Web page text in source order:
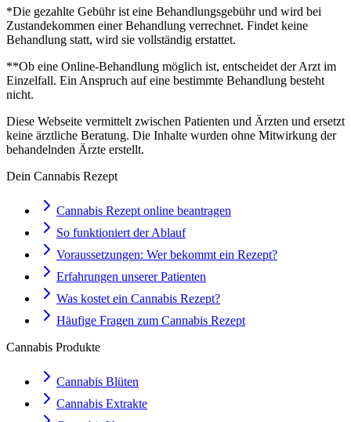
*Die gezahlte Gebühr ist eine Behandlungsgebühr und wird bei
Zustandekommen einer Behandlung verrechnet. Findet keine
Behandlung statt, wird sie vollständig erstattet.
**Ob eine Online-Behandlung möglich ist, entscheidet der Arzt im
Einzelfall. Ein Anspruch auf eine bestimmte Behandlung besteht
nicht.
Diese Webseite vermittelt zwischen Patienten und Ärzten und ersetzt
keine ärztliche Beratung. Die Inhalte wurden ohne Mitwirkung der
behandelnden Ärzte erstellt.
Dein Cannabis Rezept
Cannabis Rezept online beantragen
So funktioniert der Ablauf
Voraussetzungen: Wer bekommt ein Rezept?
Erfahrungen unserer Patienten
Was kostet ein Cannabis Rezept?
Häufige Fragen zum Cannabis Rezept
Cannabis Produkte
Cannabis Blüten
Cannabis Extrakte